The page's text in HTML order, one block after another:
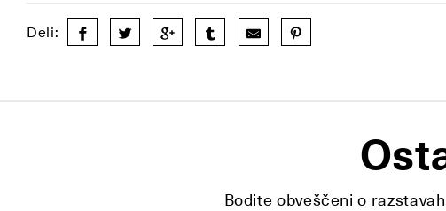
Deli:
Bodite obveščeni o